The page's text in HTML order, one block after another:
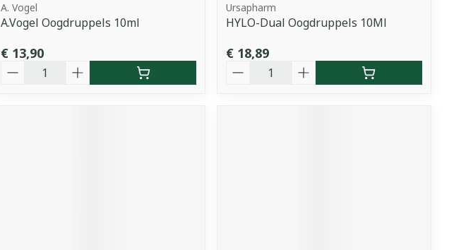
A. Vogel
A.Vogel Oogdruppels 10ml
€ 13,90
Ursapharm
HYLO-Dual Oogdruppels 10Ml
€ 18,89